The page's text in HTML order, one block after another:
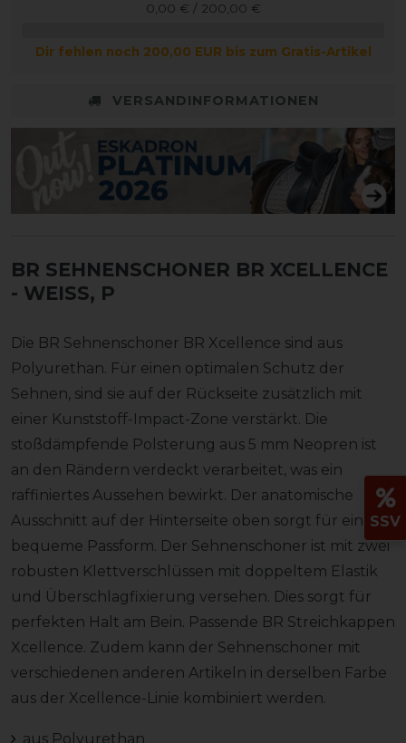
0,00 € / 200,00 €
Dir fehlen noch 200,00 EUR bis zum Gratis-Artikel
VERSANDINFORMATIONEN
BR SEHNENSCHONER BR XCELLENCE
- WEISS, P
Die BR Sehnenschoner BR Xcellence sind aus
Polyurethan. Für einen optimalen Schutz der
Sehnen, sind sie auf der Rückseite zusätzlich mit
einer Kunststoff-Impact-Zone verstärkt. Die
stoßdämpfende Polsterung aus 5 mm Neopren ist
an den Rändern verdeckt verarbeitet, was ein
raffiniertes Aussehen bewirkt. Der anatomische
Ausschnitt auf der Hinterseite oben sorgt für eine
bequeme Passform. Der Sehnenschoner ist mit zwei
robusten Klettverschlüssen mit doppeltem Elastik
und Überschlagfixierung versehen. Dies sorgt für
perfekten Halt am Bein. Passende BR Streichkappen
Xcellence. Zudem kann der Sehnenschoner mit
verschiedenen anderen Artikeln in derselben Farbe
aus der Xcellence-Linie kombiniert werden.
aus Polyurethan
SSV